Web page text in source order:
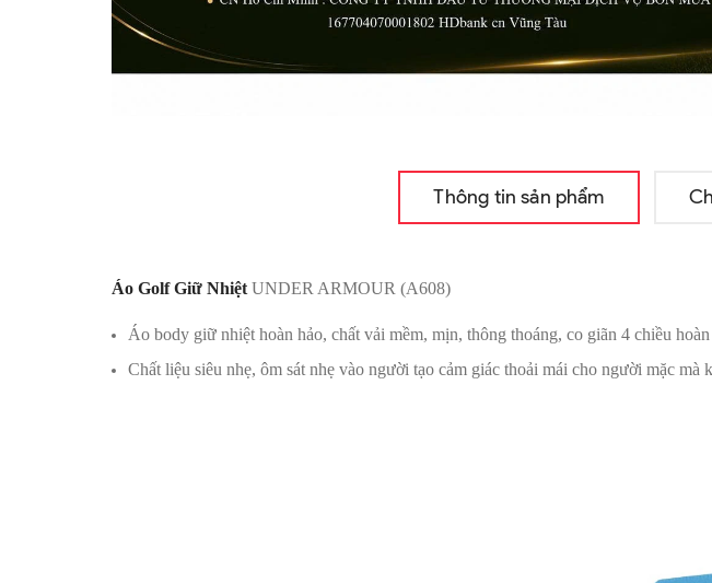
Thông tin sản phẩm
Áo Golf Giữ Nhiệt UNDER ARMOUR (A608)
Áo body giữ nhiệt hoàn hảo, chất vải mềm, mịn, thông thoáng, co giãn 4 chiều
Chất liệu siêu nhẹ, ôm sát nhẹ vào người tạo cảm giác thoải mái cho người mặc mà